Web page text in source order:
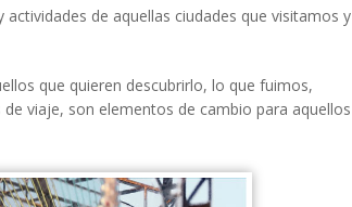
de aquellas ciudades que visitamos y
que quieren descubrirlo, lo que fuimos,
viaje, son elementos de cambio para aquellos